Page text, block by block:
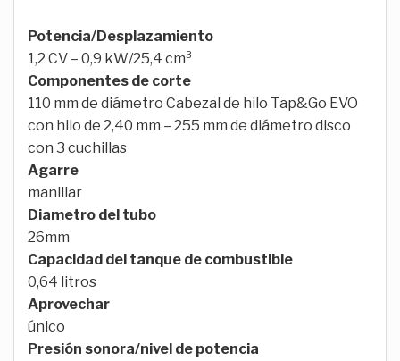
Potencia/Desplazamiento
1,2 CV – 0,9 kW/25,4 cm³
Componentes de corte
110 mm de diámetro Cabezal de hilo Tap&Go EVO
con hilo de 2,40 mm – 255 mm de diámetro disco
con 3 cuchillas
Agarre
manillar
Diametro del tubo
26mm
Capacidad del tanque de combustible
0,64 litros
Aprovechar
único
Presión sonora/nivel de potencia